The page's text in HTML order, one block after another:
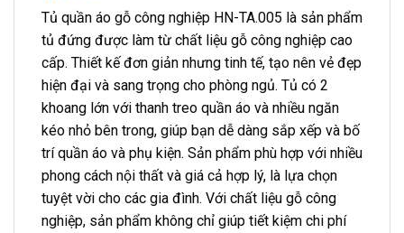
Tủ quần áo gỗ công nghiệp HN-TA.005 là sản phẩm
tủ đứng được làm từ chất liệu gỗ công nghiệp cao
cấp. Thiết kế đơn giản nhưng tinh tế, tạo nên vẻ đẹp
hiện đại và sang trọng cho phòng ngủ. Tủ có 2
khoang lớn với thanh treo quần áo và nhiều ngăn
kéo nhỏ bên trong, giúp bạn dễ dàng sắp xếp và bố
trí quần áo và phụ kiện. Sản phẩm phù hợp với nhiều
phong cách nội thất và giá cả hợp lý, là lựa chọn
tuyệt vời cho các gia đình. Với chất liệu gỗ công
nghiệp, sản phẩm không chỉ giúp tiết kiệm chi phí